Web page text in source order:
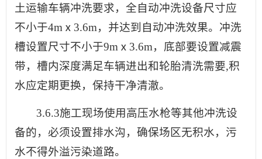
土运输车辆冲洗要求，全自动冲洗设备尺寸应
不小于4mⅹ3.6m，并达到自动冲洗效果。冲洗
槽设置尺寸不小于9mⅹ3.6m，底部要设置减震
带，槽内深度满足车辆进出和轮胎清洗需要,积
水应定期更换，保持干净清澈。
3.6.3施工现场使用高压水枪等其他冲洗设
备的，必须设置排水沟，确保场区无积水，污
水不得外溢污染道路。